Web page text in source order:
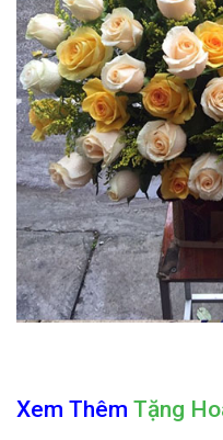
Xem Thêm Tặng